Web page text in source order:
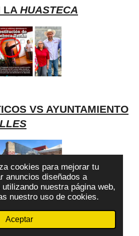
cookies para mejorar tu
anuncios diseñados a
nuestra página web,
nuestro uso de cookies.
Aceptar
LA HUASTECA
VS AYUNTAMIENTO
ANTE TODO